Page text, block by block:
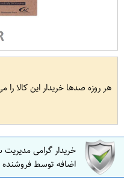
هر روزه صدها خریدار این کالا را
خریدار گرامی
اضافه توسط فروشنده